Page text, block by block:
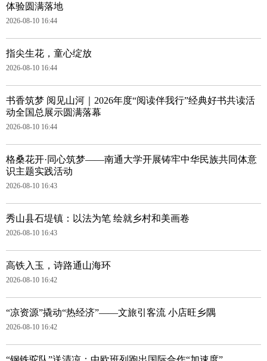
体验圆满落地
2026-08-10 16:44
指尖生花，童心绽放
2026-08-10 16:44
书香筑梦 阅见山河｜2026年度“阅读伴我行”经典好书共读活
动全国总展示圆满落幕
2026-08-10 16:44
格桑花开·同心筑梦——南通大学开展铸牢中华民族共同体意
识主题实践活动
2026-08-10 16:43
秀山县石堤镇：以法为笔 绘就乡村和美画卷
2026-08-10 16:43
高铁入玉，诗路通山海环
2026-08-10 16:42
“凉资源”撬动“热经济”——文旅引客流 小店旺乡隅
2026-08-10 16:42